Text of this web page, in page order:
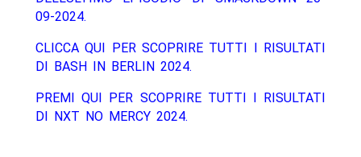
09-2024.
CLICCA QUI PER SCOPRIRE TUTTI I RISULTATI
DI BASH IN BERLIN 2024.
PREMI QUI PER SCOPRIRE TUTTI I RISULTATI
DI NXT NO MERCY 2024.